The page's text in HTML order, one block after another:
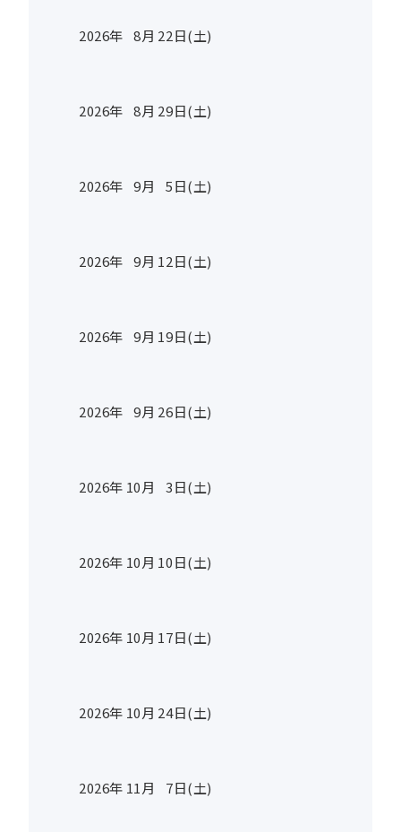
2026年 8月 22日(土)
2026年 8月 29日(土)
2026年 9月 5日(土)
2026年 9月 12日(土)
2026年 9月 19日(土)
2026年 9月 26日(土)
2026年 10月 3日(土)
2026年 10月 10日(土)
2026年 10月 17日(土)
2026年 10月 24日(土)
2026年 11月 7日(土)